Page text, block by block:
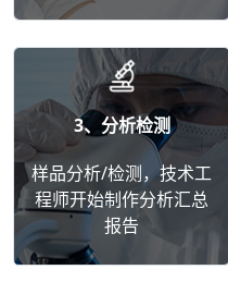
3、分析检测
样品分析/检测，技术工
程师开始制作分析汇总
报告